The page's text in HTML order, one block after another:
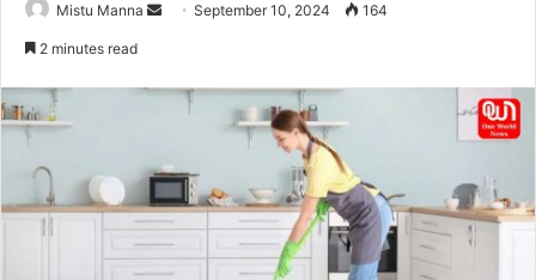
Mistu Manna
d
e
m
a
i
September 10, 2024 164
2 minutes read